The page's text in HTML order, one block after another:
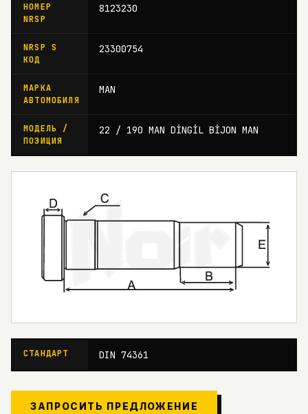
НОМЕР
NRSP
8123230
NRSP S
КОД
23300754
МАРКА
АВТОМОБИЛЯ
MAN
МОДЕЛЬ /
ПОЗИЦИЯ
22 / 190 MAN DİNGİL BİJON MAN
СТАНДАРТ DIN 74361
ЗАПРОСИТЬ ПРЕДЛОЖЕНИЕ